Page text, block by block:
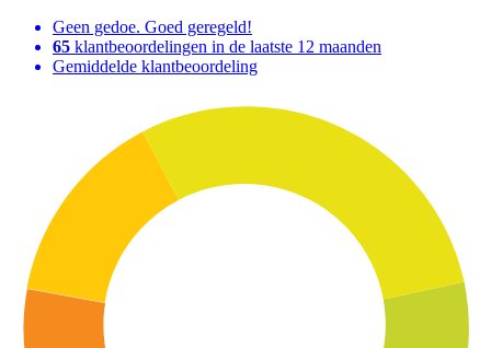
Geen gedoe. Goed geregeld!
65 klantbeoordelingen in de laatste 12 maanden
Gemiddelde klantbeoordeling